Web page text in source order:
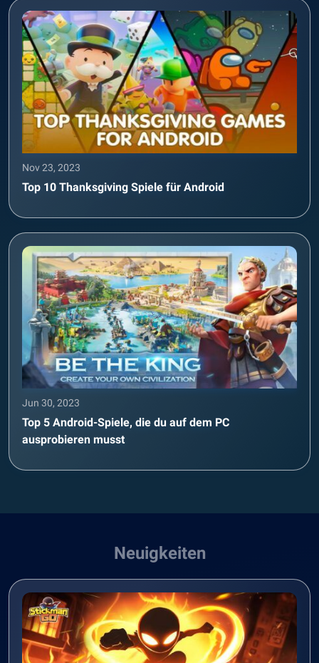
Nov 23, 2023
Top 10 Thanksgiving Spiele für Android
Jun 30, 2023
Top 5 Android-Spiele, die du auf dem PC
ausprobieren musst
Neuigkeiten